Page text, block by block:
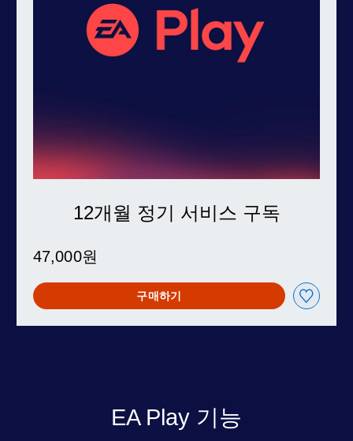
12개월 정기 서비스 구독
47,000원
구매하기
EA Play 기능